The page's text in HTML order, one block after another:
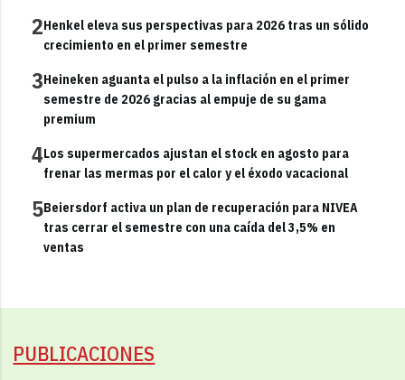
2Henkel eleva sus perspectivas para 2026 tras un sólido
crecimiento en el primer semestre
3Heineken aguanta el pulso a la inflación en el primer
semestre de 2026 gracias al empuje de su gama
premium
4Los supermercados ajustan el stock en agosto para
frenar las mermas por el calor y el éxodo vacacional
5Beiersdorf activa un plan de recuperación para NIVEA
tras cerrar el semestre con una caída del 3,5% en
ventas
PUBLICACIONES